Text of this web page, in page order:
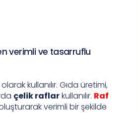
verimli ve tasarruflu
kullanılır. Gıda üretimi,
çelik raflarkullanılır. Raf
verimli bir şekilde